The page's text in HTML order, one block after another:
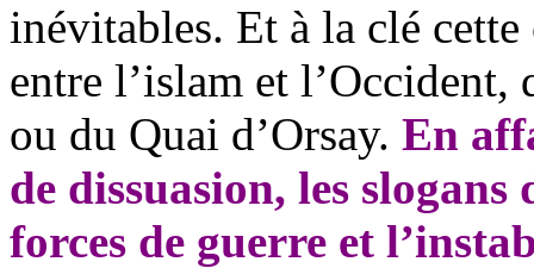
inévitables. Et à la clé
entre l’islam et l’Occident,
ou du Quai d’Orsay. En
de dissuasion, les
forces de guerre et